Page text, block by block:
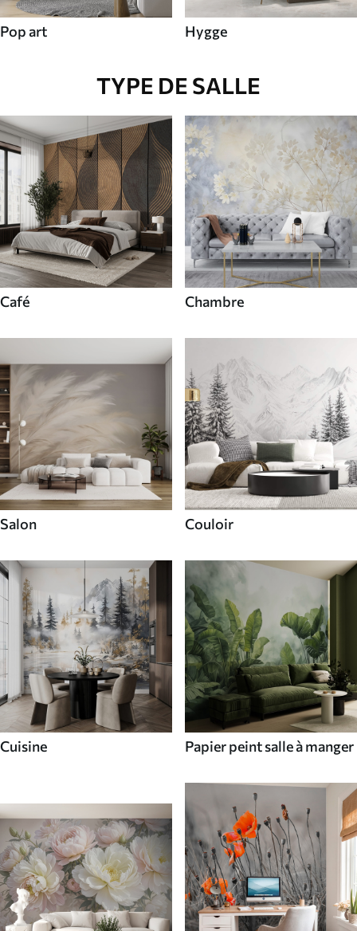
Pop art Hygge
TYPE DE SALLE
Café Chambre
Salon Couloir
Cuisine Papier peint salle à manger